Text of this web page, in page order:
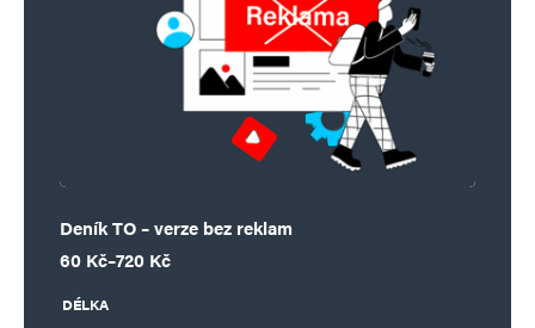
Deník TO – verze bez reklam
60 Kč–720 Kč
Rozpětí cen: 60 Kč až 720 Kč
DÉLKA